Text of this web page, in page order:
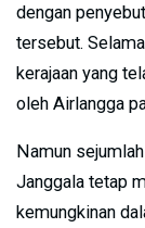
dengan
tersebut.
kerajaan yang
oleh Airlangga
Namun
Janggala tetap
kemungkinan